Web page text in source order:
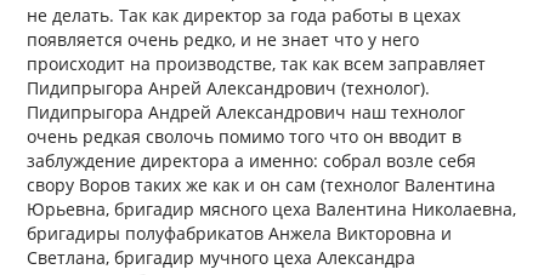
не делать. Так как директор за года работы в цехах
появляется очень редко, и не знает что у него
происходит на производстве, так как всем заправляет
Пидипрыгора Анрей Александрович (технолог).
Пидипрыгора Андрей Александрович наш технолог
очень редкая сволочь помимо того что он вводит в
заблуждение директора а именно: собрал возле себя
свору Воров таких же как и он сам (технолог Валентина
Юрьевна, бригадир мясного цеха Валентина Николаевна,
бригадиры полуфабрикатов Анжела Викторовна и
Светлана, бригадир мучного цеха Александра